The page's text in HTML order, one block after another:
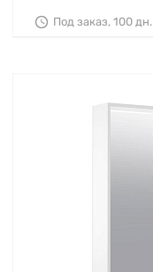
Под заказ, 100 дн.